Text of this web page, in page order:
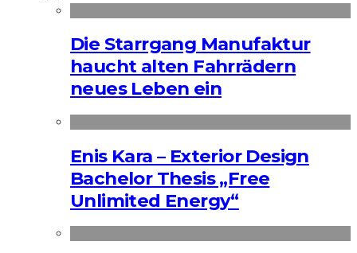
Die Starrgang Manufaktur
haucht alten Fahrrädern
neues Leben ein
Enis Kara – Exterior Design
Bachelor Thesis „Free
Unlimited Energy“